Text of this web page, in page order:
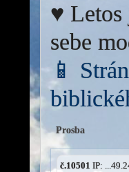
♥ Letos
sebe
📱
Prosba
č.10501 IP: